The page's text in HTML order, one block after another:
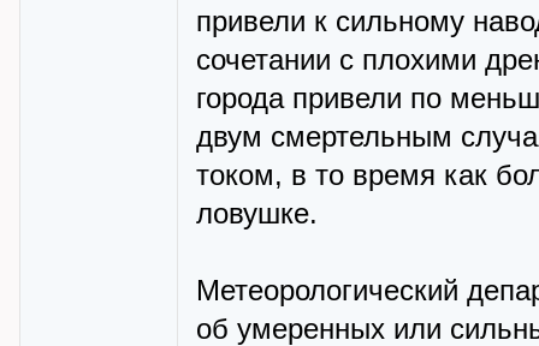
привели к сильному
сочетании с плохими
города привели по
двум смертельным
током, в то время как
ловушке.
Метеорологический
об умеренных или